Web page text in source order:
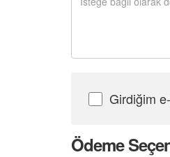
Girdiğim
Ödeme